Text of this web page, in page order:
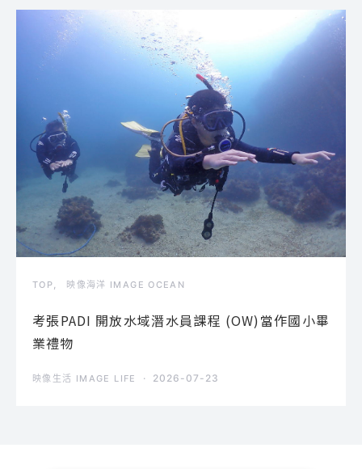
TOP 映像海洋 IMAGE OCEAN
考張PADI 開放水域潛水員課程 (OW)當作國小畢
業禮物
映像生活 IMAGE LIFE 2026-07-23